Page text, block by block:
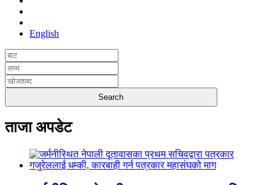
English
ताजा अपडेट